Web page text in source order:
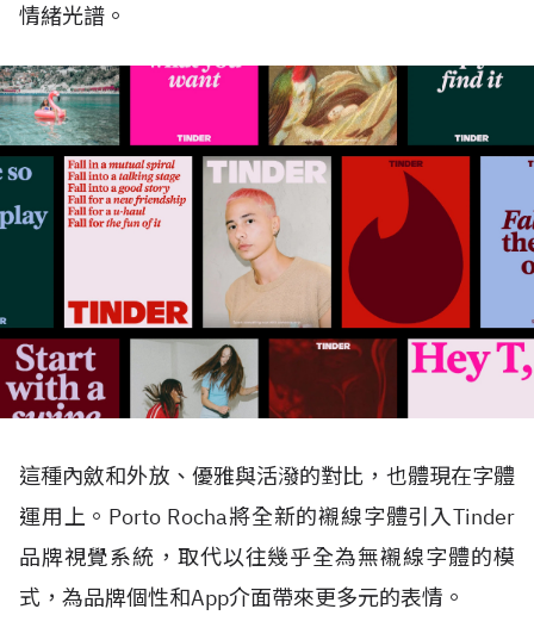
情緒光譜。
這種內斂和外放、優雅與活潑的對比，也體現在字體
運用上。Porto Rocha將全新的襯線字體引入Tinder
品牌視覺系統，取代以往幾乎全為無襯線字體的模
式，為品牌個性和App介面帶來更多元的表情。